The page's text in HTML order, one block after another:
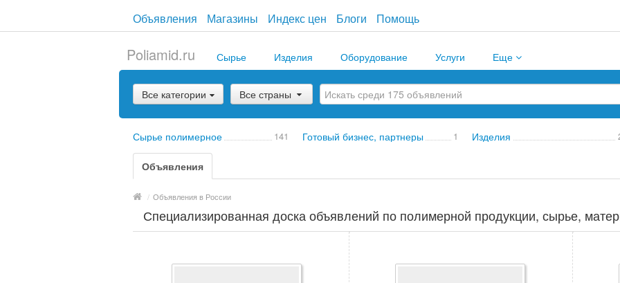
Объявления Магазины Индекс цен Блоги Помощь
Poliamid.ru Сырье Изделия Оборудование Услуги Еще
Все категории Все страны
Сырье полимерное 141 Готовый бизнес, партнеры 1 Изделия
Объявления
/ Объявления в России
Специализированная доска объявлений по полимерной продукции, сырье,